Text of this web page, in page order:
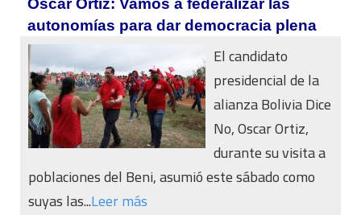
Oscar Ortiz: Vamos a federalizar las
autonomías para dar democracia plena
El candidato
presidencial de la
alianza Bolivia Dice
No, Oscar Ortiz,
durante su visita a
poblaciones del Beni, asumió este sábado como
suyas las...Leer más